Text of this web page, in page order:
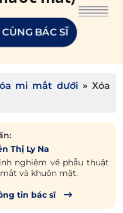
BÁC SĨ
mi mắt dưới »Xóa
Thị Ly Na
nghiệm về phẫu thuật
và khuôn mặt.
tin bác sĩ